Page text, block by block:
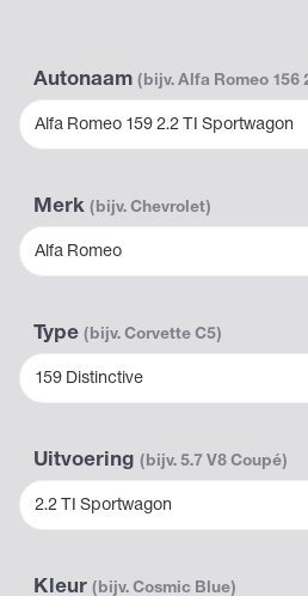
Autonaam (bijv. Alfa Romeo 156
Alfa Romeo 159 2.2 TI Sportwagon
Merk (bijv. Chevrolet)
Alfa Romeo
Type (bijv. Corvette C5)
159 Distinctive
Uitvoering (bijv. 5.7 V8 Coupé)
2.2 TI Sportwagon
Kleur (bijv. Cosmic Blue)